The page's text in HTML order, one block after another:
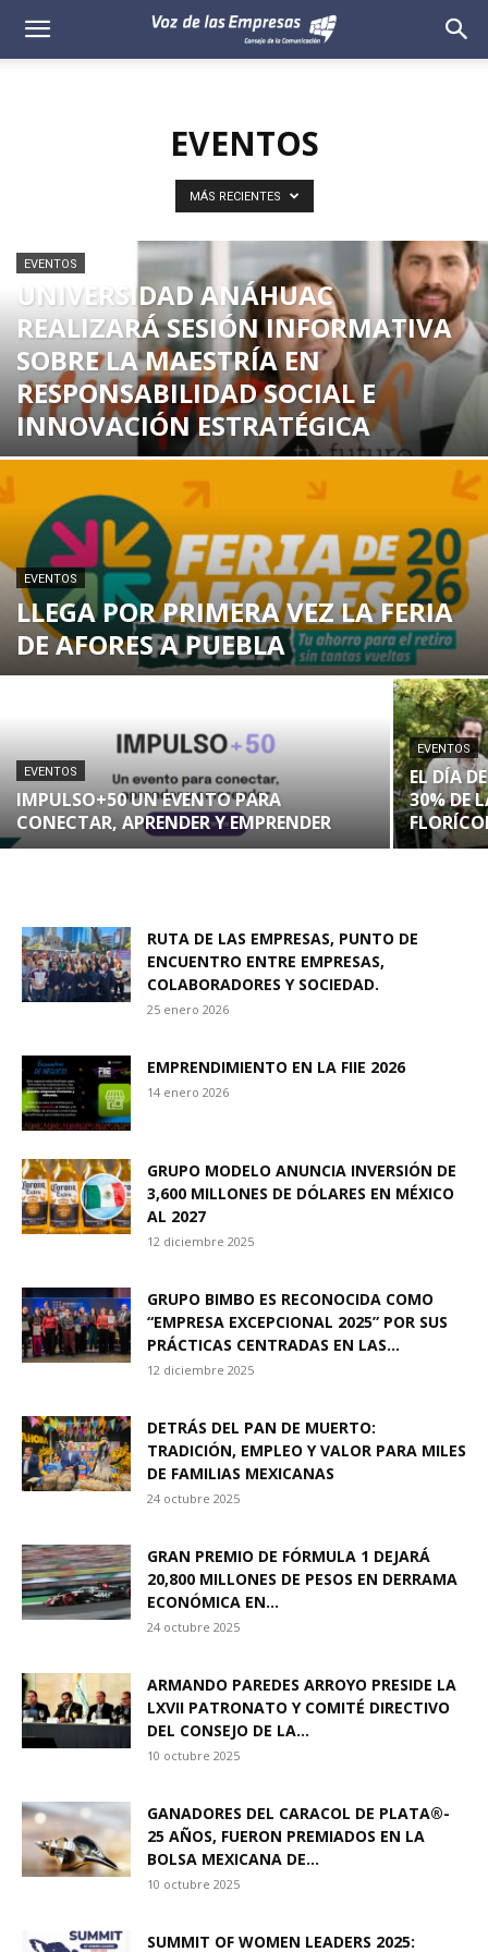
Voz
EVENTOS
MÁS RECIENTES
EVENTOS
UNIVERSIDAD ANÁHUAC
REALIZARÁ SESIÓN INFORMATIVA
SOBRE LA MAESTRÍA EN
RESPONSABILIDAD SOCIAL E
INNOVACIÓN ESTRATÉGICA
EVENTOS
LLEGA POR PRIMERA VEZ LA FERIA
DE AFORES A PUEBLA
EVENTOS
IMPULSO+50 UN EVENTO PARA
CONECTAR, APRENDER Y EMPRENDER
EVENTOS
EL DÍA
30% DE
RUTA DE LAS EMPRESAS, PUNTO DE
ENCUENTRO ENTRE EMPRESAS,
COLABORADORES Y SOCIEDAD.
25 enero 2026
EMPRENDIMIENTO EN LA FIIE 2026
14 enero 2026
GRUPO MODELO ANUNCIA INVERSIÓN DE
3,600 MILLONES DE DÓLARES EN MÉXICO
AL 2027
12 diciembre 2025
GRUPO BIMBO ES RECONOCIDA COMO
“EMPRESA EXCEPCIONAL 2025” POR SUS
PRÁCTICAS CENTRADAS EN LAS...
12 diciembre 2025
DETRÁS DEL PAN DE MUERTO:
TRADICIÓN, EMPLEO Y VALOR PARA MILES
DE FAMILIAS MEXICANAS
24 octubre 2025
GRAN PREMIO DE FÓRMULA 1 DEJARÁ
20,800 MILLONES DE PESOS EN DERRAMA
ECONÓMICA EN...
24 octubre 2025
ARMANDO PAREDES ARROYO PRESIDE LA
LXVII PATRONATO Y COMITÉ DIRECTIVO
DEL CONSEJO DE LA...
10 octubre 2025
GANADORES DEL CARACOL DE PLATA®-
25 AÑOS, FUERON PREMIADOS EN LA
BOLSA MEXICANA DE...
10 octubre 2025
SUMMIT OF WOMEN LEADERS 2025: